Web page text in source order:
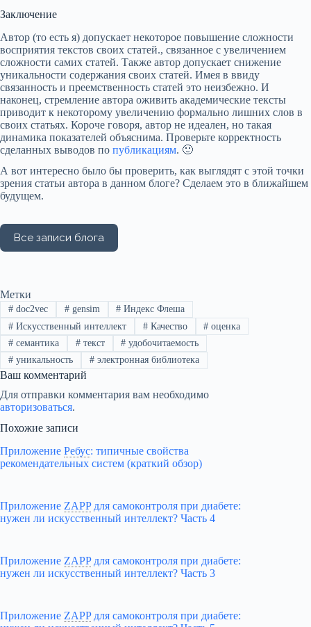
Заключение
Автор (то есть я) допускает некоторое повышение сложности
восприятия текстов своих статей., связанное с увеличением
сложности самих статей. Также автор допускает снижение
уникальности содержания своих статей. Имея в ввиду
связанность и преемственность статей это неизбежно. И
наконец, стремление автора оживить академические тексты
приводит к некоторому увеличению формально лишних слов в
своих статьях. Короче говоря, автор не идеален, но такая
динамика показателей объяснима. Проверьте корректность
сделанных выводов по публикациям. 🙂
А вот интересно было бы проверить, как выглядят с этой точки
зрения статьи автора в данном блоге? Сделаем это в ближайшем
будущем.
Метки
#doc2vec #gensim # Индекс Флеша
#Искусственный интеллект #Качество # оценка
#семантика #текст # удобочитаемость
#уникальность #электронная библиотека
Ваш комментарий
Для отправки комментария вам необходимо
авторизоваться.
Похожие записи
Приложение Ребус: типичные свойства
рекомендательных систем (краткий обзор)
Приложение ZAPP для самоконтроля при диабете:
нужен ли искусственный интеллект? Часть 4
Приложение ZAPP для самоконтроля при диабете:
нужен ли искусственный интеллект? Часть 3
Приложение ZAPP для самоконтроля при диабете: